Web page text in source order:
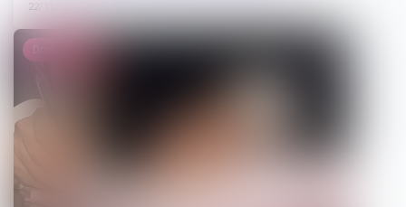
22/11/2024
Droit public